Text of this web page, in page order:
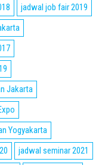
jadwal job fair 2019
Jakarta
Yogyakarta
jadwal seminar 2021